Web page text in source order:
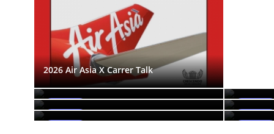
2026 Air Asia X Carrer Talk
2024 Choral Speaking
2019 Miss Crescendo 2019
2019 에어크루나잇 2019